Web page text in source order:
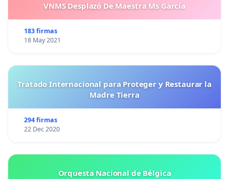
VNMS Desplazó De Maestra Ms García
183 firmas
18 May 2021
Tratado Internacional para Proteger y Restaurar la
Madre Tierra
294 firmas
22 Dec 2020
Orquesta Nacional de Bélgica